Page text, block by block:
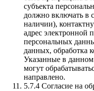
субъекта
должно включать в
наличии),
адрес электронной
персональных
данных, обработка
Указанные в
могут
направлено.
5.7.4 Согласие на